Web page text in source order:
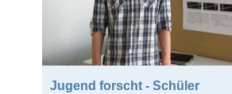
Jugend forscht - Schüler